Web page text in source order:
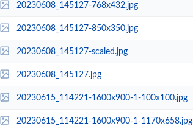
20230608_145127-768x432.jpg
20230608_145127-850x350.jpg
20230608_145127-scaled.jpg
20230608_145127.jpg
20230615_114221-1600x900-1-100x100.jpg
20230615_114221-1600x900-1-1170x658.jpg